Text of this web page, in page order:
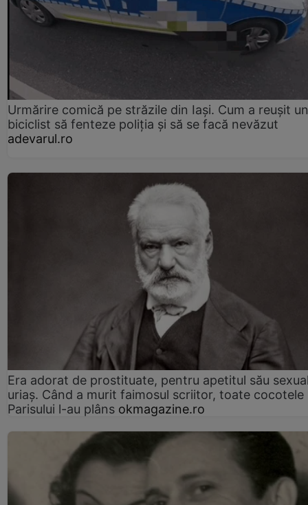
Urmărire comică pe străzile din Iași. Cum a reușit un
biciclist să fenteze poliția și să se facă nevăzut
adevarul.ro
Era adorat de prostituate, pentru apetitul său
uriaș. Când a murit faimosul scriitor, toate cocotele
Parisului l-au plâns okmagazine.ro